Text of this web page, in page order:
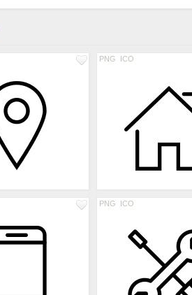
PNG ICO
PNG ICO